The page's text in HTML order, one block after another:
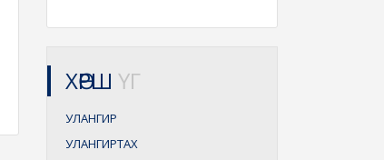
ХӨРШ ҮГ
УЛАНГИР
УЛАНГИРТАХ